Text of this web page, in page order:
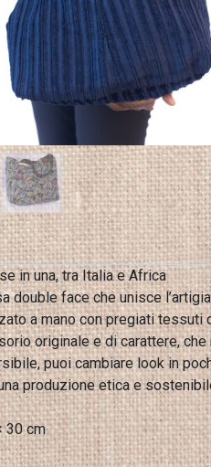
in una, tra Italia e Africa
double face che unisce
a mano con pregiati tessuti
originale e di carattere,
puoi cambiare look in
produzione etica e
30 cm